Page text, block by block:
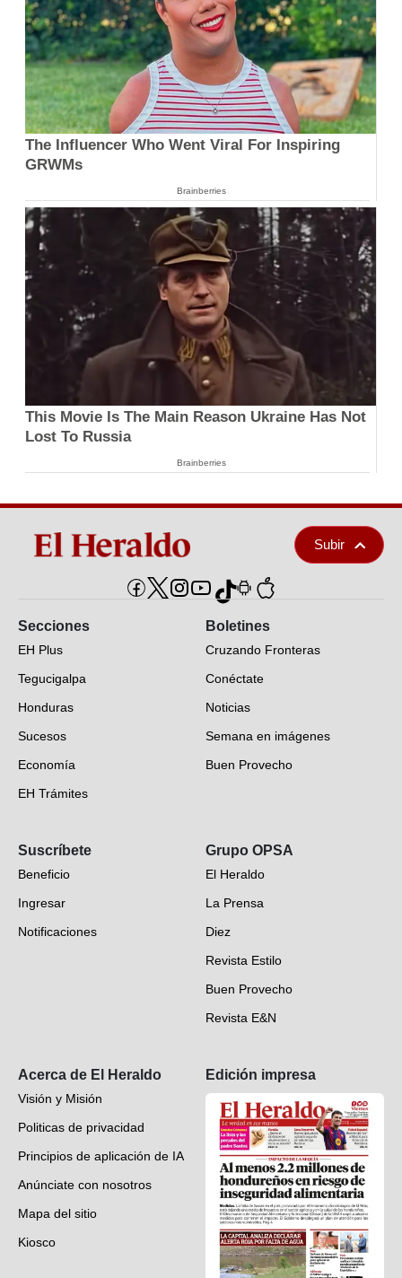
The Influencer Who Went Viral For Inspiring
GRWMs
Brainberries
This Movie Is The Main Reason Ukraine Has Not
Lost To Russia
Brainberries
Subir
Secciones
EH Plus
Tegucigalpa
Honduras
Sucesos
Economía
EH Trámites
EH Verifica
Fotogalerías
Deportes
Videos
Boletines
Cruzando Fronteras
Conéctate
Noticias
Semana en imágenes
Buen Provecho
Suscríbete
Beneficio
Ingresar
Notificaciones
Grupo OPSA
El Heraldo
La Prensa
Diez
Revista Estilo
Buen Provecho
Revista E&N
Acerca de El Heraldo
Visión y Misión
Politicas de privacidad
Principios de aplicación de IA
Anúnciate con nosotros
Mapa del sitio
Kiosco
Edición impresa